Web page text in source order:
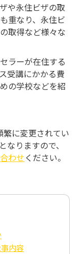
や永住ビザの取
重なり、永住ビ
取得など様々な
ラーが在住する
受講にかかる費
の学校などを紹
に変更されてい
なりますので、
わせください。
内容